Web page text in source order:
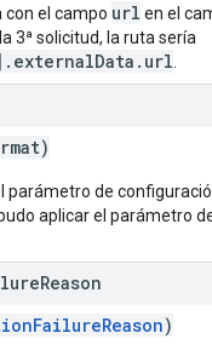
con el campo url en el
3ª solicitud, la ruta sería
parámetro de
aplicar el parámetro
Reason
)